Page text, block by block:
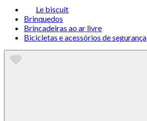
Le biscuit
Brinquedos
Brincadeiras ao ar livre
Bicicletas e acessórios de segurança